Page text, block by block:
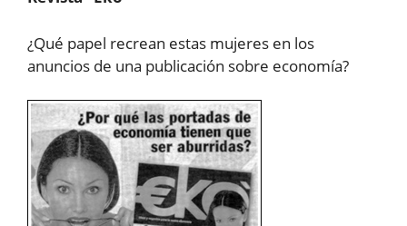
¿Qué papel recrean estas mujeres en los
anuncios de una publicación sobre economía?